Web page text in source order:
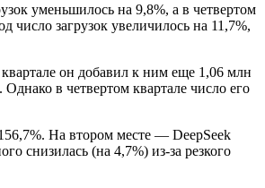
уменьшилось на 9,8%, а в четвертом
число загрузок увеличилось на 11,7%,
он добавил к ним еще 1,06 млн
в четвертом квартале число его
На втором месте — DeepSeek
снизилась (на 4,7%) из-за резкого